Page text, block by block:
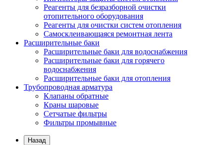
Реагенты для безразборной очистки
отопительного оборудования
Реагенты для очистки систем отопления
Самосклеивающаяся ремонтная лента
Расширительные баки
Расширительные баки для водоснабжения
Расширительные баки для горячего
водоснабжения
Расширительные баки для отопления
Трубопроводная арматура
Клапаны обратные
Краны шаровые
Сетчатые фильтры
Фильтры промывные
Назад